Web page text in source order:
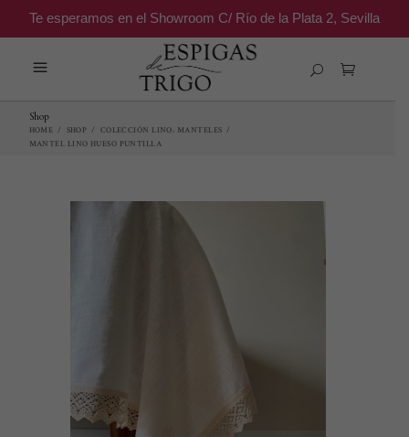
Te esperamos en el Showroom C/ Río de la Plata 2, Sevilla
Shop
HOME / SHOP / COLECCIÓN LINO, MANTELES /
MANTEL LINO HUESO PUNTILLA